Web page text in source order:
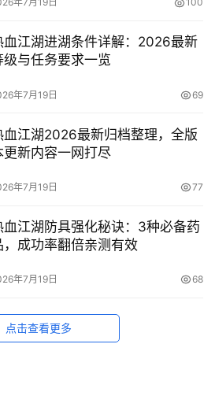
血江湖进湖条件详解：2026最新
级与任务要求一览
年7月19日 69
血江湖2026最新归档整理，全版
更新内容一网打尽
年7月19日 77
血江湖防具强化秘诀：3种必备药
，成功率翻倍亲测有效
年7月19日 68
点击查看更多